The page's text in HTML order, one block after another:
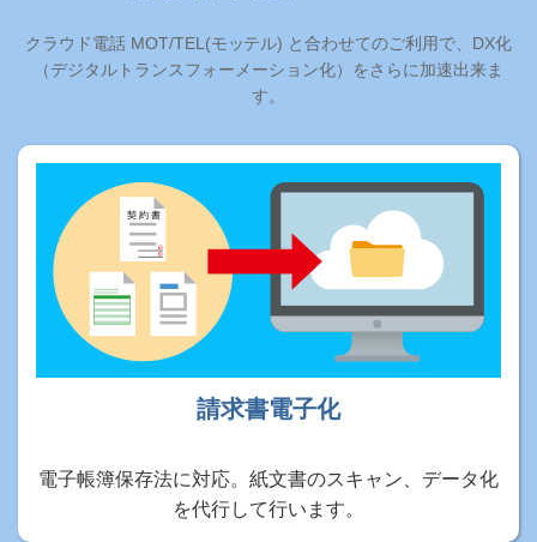
クラウド電話 MOT/TEL(モッテル) と合わせてのご利用で、DX化
（デジタルトランスフォーメーション化）をさらに加速出来ま
す。
請求書電子化
電子帳簿保存法に対応。紙文書のスキャン、データ化
を代行して行います。